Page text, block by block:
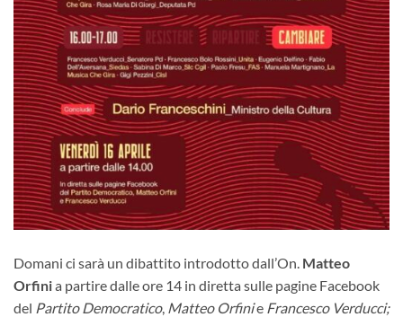
Domani ci sarà un dibattito introdotto dall’On. Matteo
Orfinia partire dalle ore 14 in diretta sulle pagine Facebook
del Partito Democratico, Matteo Orfinie Francesco Verducci;